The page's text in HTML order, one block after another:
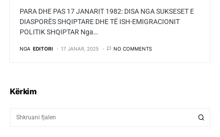
PARA DHE PAS 17 JANARIT 1982: DISA NGA SUKSESET E
DIASPORËS SHQIPTARE DHE TË ISH-EMIGRACIONIT
POLITIK SHQIPTAR Nga…
NGA EDITORI 17 JANAR, 2025 NO COMMENTS
Kërkim